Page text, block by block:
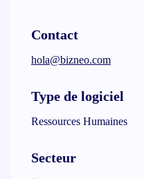
Contact
hola@bizneo.com
Type de logiciel
Ressources Humaines
Secteur